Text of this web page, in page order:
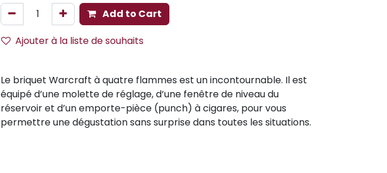
Add to Cart
Ajouter à la liste de souhaits
Le briquet Warcraft à quatre flammes est un incontournable. Il est
équipé d’une molette de réglage, d’une fenêtre de niveau du
réservoir et d’un emporte-pièce (punch) à cigares, pour vous
permettre une dégustation sans surprise dans toutes les situations.